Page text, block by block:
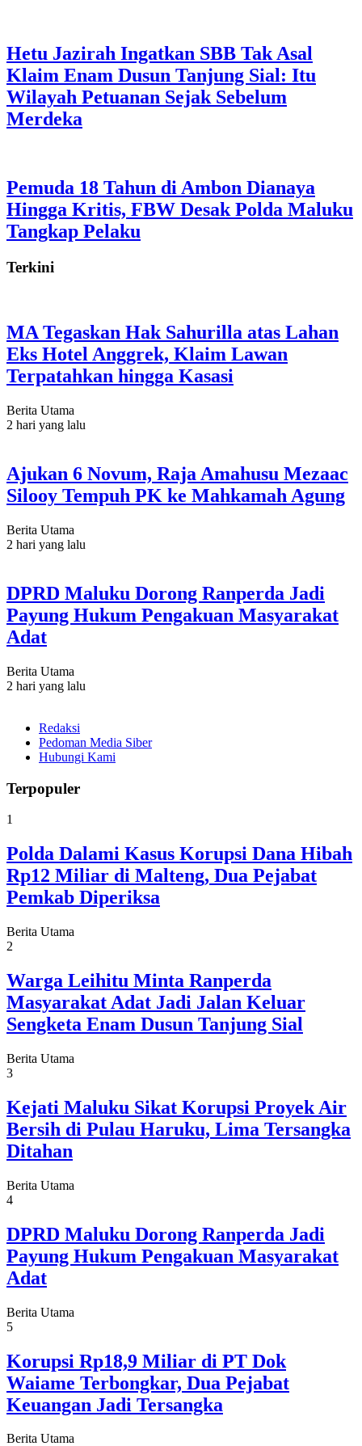
Hetu Jazirah Ingatkan SBB Tak Asal
Klaim Enam Dusun Tanjung Sial: Itu
Wilayah Petuanan Sejak Sebelum
Merdeka
Pemuda 18 Tahun di Ambon Dianaya
Hingga Kritis, FBW Desak Polda Maluku
Tangkap Pelaku
Terkini
MA Tegaskan Hak Sahurilla atas Lahan
Eks Hotel Anggrek, Klaim Lawan
Terpatahkan hingga Kasasi
Berita Utama
2 hari yang lalu
Ajukan 6 Novum, Raja Amahusu Mezaac
Silooy Tempuh PK ke Mahkamah Agung
Berita Utama
2 hari yang lalu
DPRD Maluku Dorong Ranperda Jadi
Payung Hukum Pengakuan Masyarakat
Adat
Berita Utama
2 hari yang lalu
Redaksi
Pedoman Media Siber
Hubungi Kami
Terpopuler
1
Polda Dalami Kasus Korupsi Dana Hibah
Rp12 Miliar di Malteng, Dua Pejabat
Pemkab Diperiksa
Berita Utama
2
Warga Leihitu Minta Ranperda
Masyarakat Adat Jadi Jalan Keluar
Sengketa Enam Dusun Tanjung Sial
Berita Utama
3
Kejati Maluku Sikat Korupsi Proyek Air
Bersih di Pulau Haruku, Lima Tersangka
Ditahan
Berita Utama
4
DPRD Maluku Dorong Ranperda Jadi
Payung Hukum Pengakuan Masyarakat
Adat
Berita Utama
5
Korupsi Rp18,9 Miliar di PT Dok
Waiame Terbongkar, Dua Pejabat
Keuangan Jadi Tersangka
Berita Utama